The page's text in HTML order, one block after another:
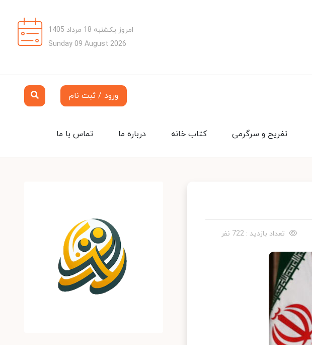
امروز یکشنبه 18 مرداد 1405
Sunday 09 August 2026
ورود / ثبت نام
تماس با ما درباره ما کتاب خانه تفریح و سرگرمی
تعداد بازدید : 722 نفر